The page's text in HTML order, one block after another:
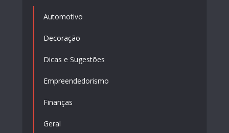
Automotivo
Decoração
Dicas e Sugestões
Empreendedorismo
Finanças
Geral